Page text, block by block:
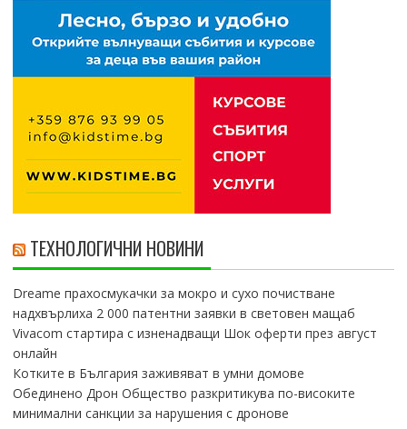
ТЕХНОЛОГИЧНИ НОВИНИ
Dreame прахосмукачки за мокро и сухо почистване
надхвърлиха 2 000 патентни заявки в световен мащаб
Vivacom стартира с изненадващи Шок оферти през август
онлайн
Котките в България заживяват в умни домове
Обединено Дрон Общество разкритикува по-високите
минимални санкции за нарушения с дронове